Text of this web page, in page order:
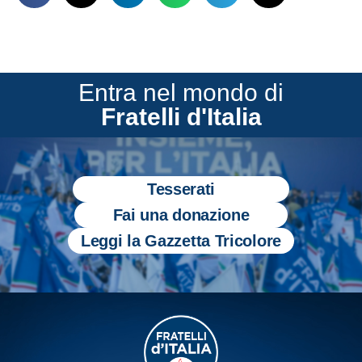
Entra nel mondo di
Fratelli d'Italia
Tesserati
Fai una donazione
Leggi la Gazzetta Tricolore